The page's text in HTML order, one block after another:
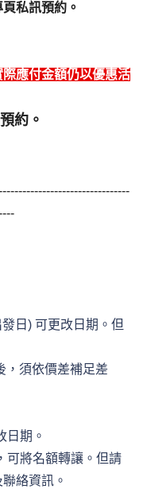
私訊預約。
應付金額仍以優惠活
約。
日) 可更改日期。但
，須依價差補足差
日期。
可將名額轉讓。但請
絡資訊。